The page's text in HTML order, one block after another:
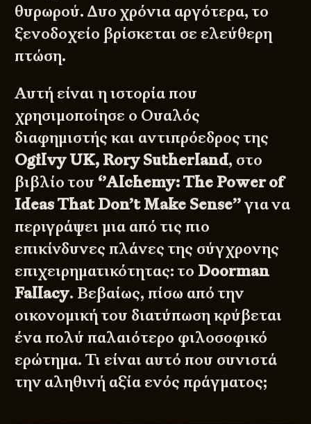
θυρωρού. Δυο χρόνια αργότερα, το
ξενοδοχείο βρίσκεται σε ελεύθερη
πτώση.
Αυτή είναι η ιστορία που
χρησιμοποίησε ο Ουαλός
διαφημιστής και αντιπρόεδρος της
Ogilvy UK, Rory Sutherland, στο
βιβλίο του ‘’Alchemy: The Power of
Ideas That Don’t Make Sense’’για να
περιγράψει μια από τις πιο
επικίνδυνες πλάνες της σύγχρονης
επιχειρηματικότητας: το Doorman
Fallacy. Βεβαίως, πίσω από την
οικονομική του διατύπωση κρύβεται
ένα πολύ παλαιότερο φιλοσοφικό
ερώτημα. Τι είναι αυτό που συνιστά
την αληθινή αξία ενός πράγματος;